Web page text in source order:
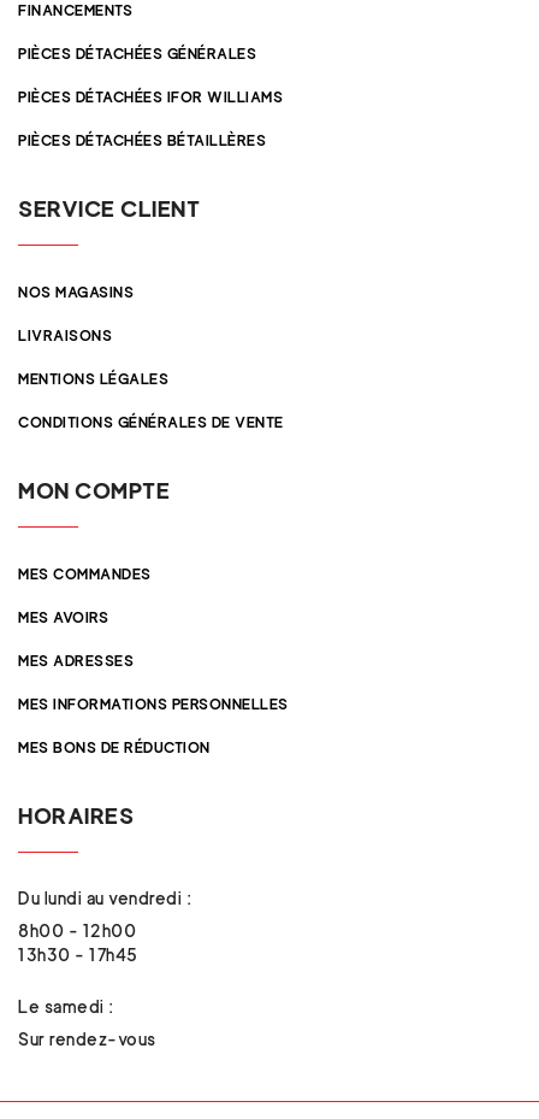
FINANCEMENTS
PIÈCES DÉTACHÉES GÉNÉRALES
PIÈCES DÉTACHÉES IFOR WILLIAMS
PIÈCES DÉTACHÉES BÉTAILLÈRES
SERVICE CLIENT
NOS MAGASINS
LIVRAISONS
MENTIONS LÉGALES
CONDITIONS GÉNÉRALES DE VENTE
MON COMPTE
MES COMMANDES
MES AVOIRS
MES ADRESSES
MES INFORMATIONS PERSONNELLES
MES BONS DE RÉDUCTION
HORAIRES
Du lundi au vendredi :
8h00 - 12h00
13h30 - 17h45
Le samedi :
Sur rendez-vous